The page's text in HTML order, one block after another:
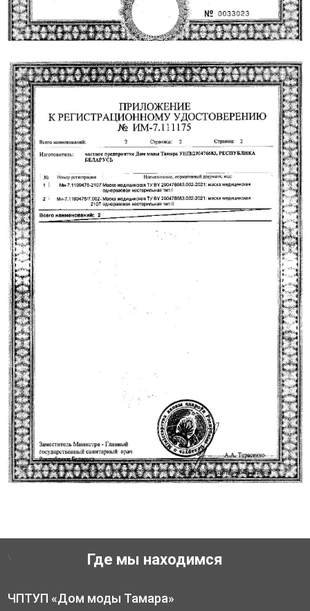
Где мы находимся
ЧПТУП «Дом моды Тамара»